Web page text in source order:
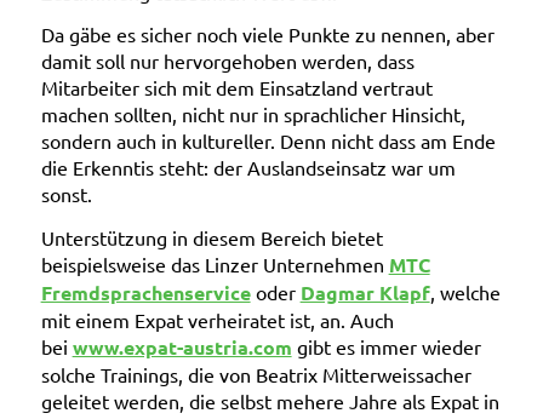
Da gäbe es sicher noch viele Punkte zu nennen, aber
damit soll nur hervorgehoben werden, dass
Mitarbeiter sich mit dem Einsatzland vertraut
machen sollten, nicht nur in sprachlicher Hinsicht,
sondern auch in kultureller. Denn nicht dass am Ende
die Erkenntis steht: der Auslandseinsatz war um
sonst.
Unterstützung in diesem Bereich bietet
beispielsweise das Linzer Unternehmen MTC
Fremdsprachenserviceoder Dagmar Klapf, welche
mit einem Expat verheiratet ist, an. Auch
bei www.expat-austria.com gibt es immer wieder
solche Trainings, die von Beatrix Mitterweissacher
geleitet werden, die selbst mehere Jahre als Expat in